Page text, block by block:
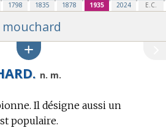
1798 1835 1878 1935 2024 E.C.
mouchard
n. m.
Il désigne aussi un
populaire.